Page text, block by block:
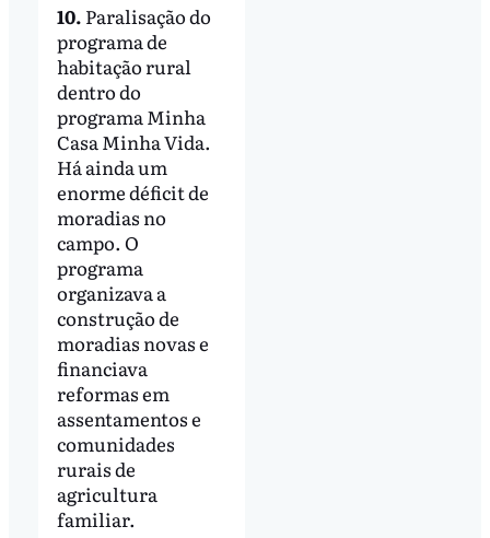
10. Paralisação do
programa de
habitação rural
dentro do
programa Minha
Casa Minha Vida.
Há ainda um
enorme déficit de
moradias no
campo. O
programa
organizava a
construção de
moradias novas e
financiava
reformas em
assentamentos e
comunidades
rurais de
agricultura
familiar.